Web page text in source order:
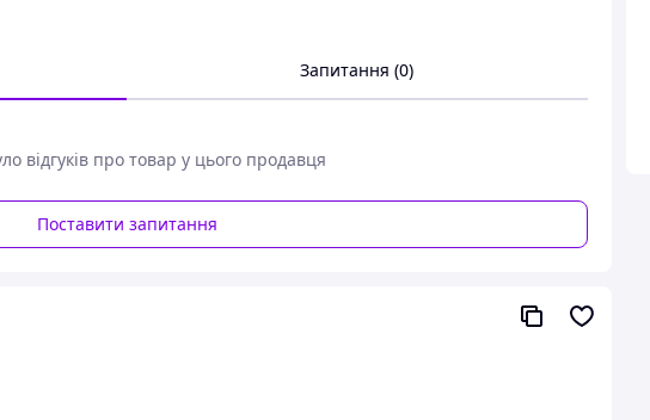
хотенду
Запитання (0)
відгуків про товар у цього продавця
Поставити запитання